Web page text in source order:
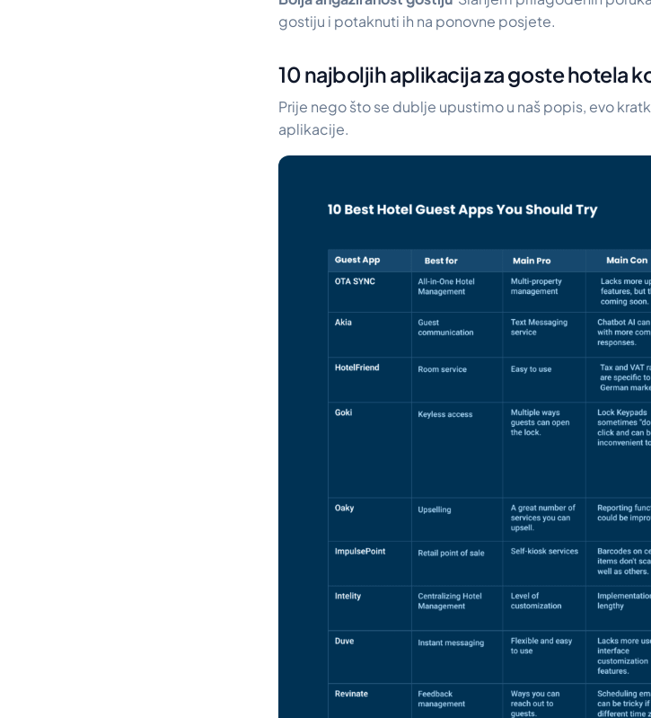
gostiju i potaknuti ih na ponovne posjete.
10 najboljih aplikacija za goste hotela
Prije nego što se dublje upustimo u naš popis, evo
aplikacije.